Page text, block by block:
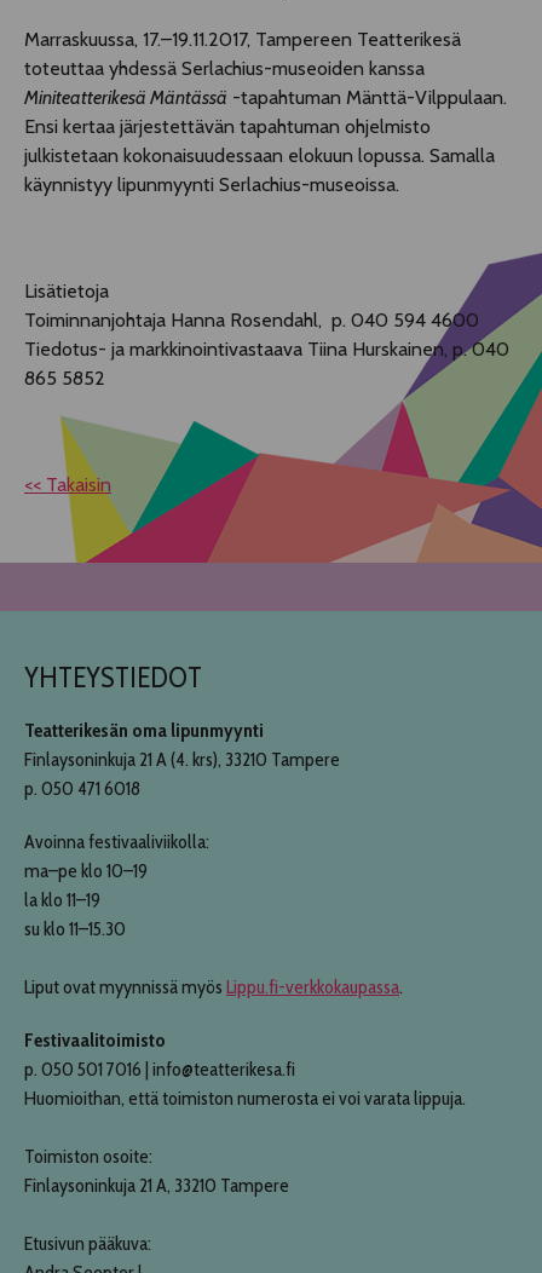
Marraskuussa, 17.–19.11.2017, Tampereen Teatterikesä
toteuttaa yhdessä Serlachius-museoiden kanssa
Miniteatterikesä Mäntässä -tapahtuman Mänttä-Vilppulaan.
Ensi kertaa järjestettävän tapahtuman ohjelmisto
julkistetaan kokonaisuudessaan elokuun lopussa. Samalla
käynnistyy lipunmyynti Serlachius-museoissa.
Lisätietoja
Toiminnanjohtaja Hanna Rosendahl, p. 040 594 4600
Tiedotus- ja markkinointivastaava Tiina Hurskainen, p. 040
865 5852
<< Takaisin
YHTEYSTIEDOT
Teatterikesän oma lipunmyynti
Finlaysoninkuja 21 A (4. krs), 33210 Tampere
p. 050 471 6018
Avoinna festivaaliviikolla:
ma–pe klo 10–19
la klo 11–19
su klo 11–15.30
Liput ovat myynnissä myös Lippu.fi-verkkokaupassa.
Festivaalitoimisto
p. 050 501 7016 | info@teatterikesa.fi
Huomioithan, että toimiston numerosta ei voi varata lippuja.
Toimiston osoite:
Finlaysoninkuja 21 A, 33210 Tampere
Etusivun pääkuva: